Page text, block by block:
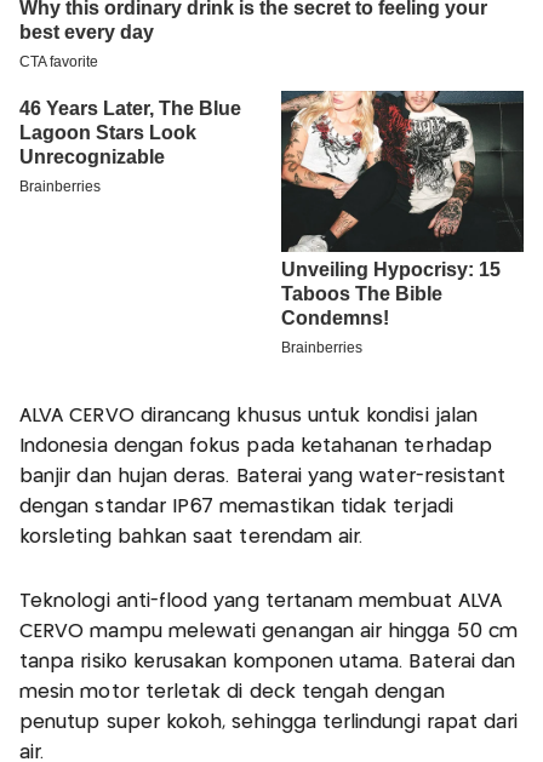
ALVA CERVO dirancang khusus untuk kondisi jalan
Indonesia dengan fokus pada ketahanan terhadap
banjir dan hujan deras. Baterai yang water-resistant
dengan standar IP67 memastikan tidak terjadi
korsleting bahkan saat terendam air.​
Teknologi anti-flood yang tertanam membuat ALVA
CERVO mampu melewati genangan air hingga 50 cm
tanpa risiko kerusakan komponen utama. Baterai dan
mesin motor terletak di deck tengah dengan
penutup super kokoh, sehingga terlindungi rapat dari
air.​